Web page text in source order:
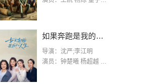
如果奔跑是我的人生
导演：沈严;李江明
演员：钟楚曦 杨超越 许娣 陈小艺 侯雯元 宋洋 王宥钧 李添诺